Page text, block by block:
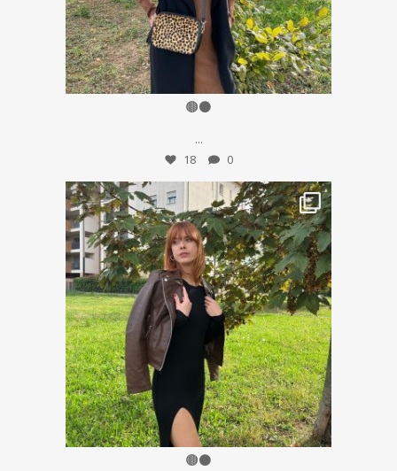
Ott 15
🟤⚫️
...
18 0
Ott 14
🟤⚫️